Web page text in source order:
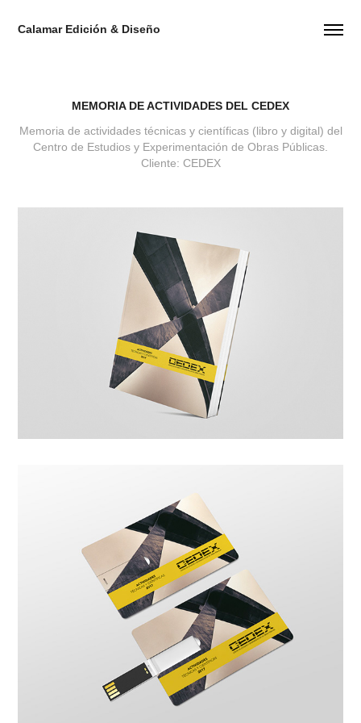
Calamar Edición & Diseño
MEMORIA DE ACTIVIDADES DEL CEDEX
Memoria de actividades técnicas y científicas (libro y digital) del
Centro de Estudios y Experimentación de Obras Públicas.
Cliente: CEDEX